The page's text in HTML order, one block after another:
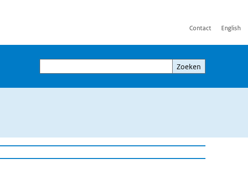
Contact English
Zoeken
Zoeken